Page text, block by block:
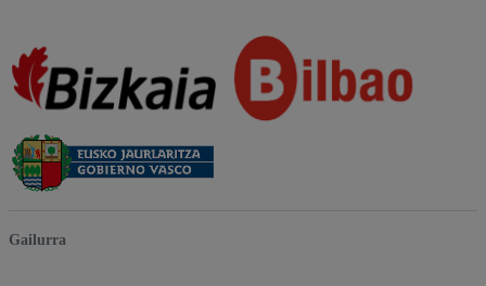
Gailurra